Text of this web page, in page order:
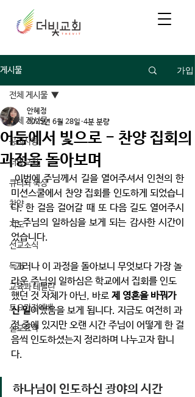
게시물 가입
전체 게시물
공지사항
더빛교회
큐티와 묵상
찬양
기도
선교소식
독서
교육과 테필린
토요가정예배
설교요약
전체 게시물
어둠에서 빛으로 - 찬양 집회의
과정을 돌아보며
안혜정
2025년 6월 28일 4분 분량
이번에 주님께서 길을 열어주셔서 인천의 한
미션스쿨에서 찬양 집회를 인도하게 되었습니
다. 한 걸음 걸어갈 때 또 다음 길도 열어주시
는 주님의 일하심을 보게 되는 감사한 시간이
었습니다.
그러나 이 과정을 돌아보니 무엇보다 가장 놀
라운 주님의 일하심은 학교에서 집회를 인도
했던 것 자체가 아닌, 바로 제 영혼을 바꿔가
신 일이었음을 보게 됩니다. 지금도 여전히 과
정 중에 있지만 오랜 시간 주님이 어떻게 한 걸
음씩 인도하셨는지 정리하며 나누고자 합니
다.
하나님이 인도하신 광야의 시간